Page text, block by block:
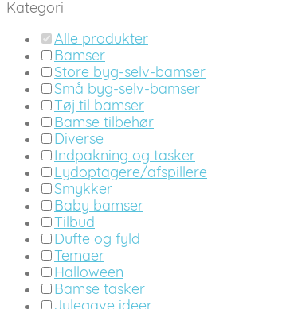
Kategori
Alle produkter
Bamser
Store byg-selv-bamser
Små byg-selv-bamser
Tøj til bamser
Bamse tilbehør
Diverse
Indpakning og tasker
Lydoptagere/afspillere
Smykker
Baby bamser
Tilbud
Dufte og fyld
Temaer
Halloween
Bamse tasker